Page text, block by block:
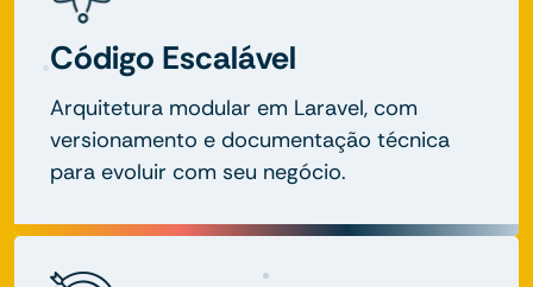
Código Escalável
Arquitetura modular em Laravel, com
versionamento e documentação técnica
para evoluir com seu negócio.